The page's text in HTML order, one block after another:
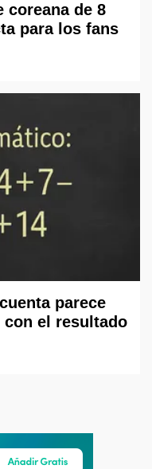
coreana de 8
para los fans
parece
el resultado